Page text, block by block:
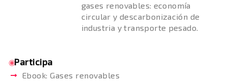
gases renovables: economía
circular y descarbonización de
industria y transporte pesado.
Participa
Ebook: Gases renovables